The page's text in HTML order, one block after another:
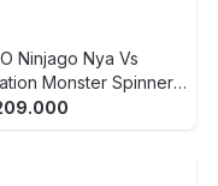
Ninjago Nya Vs
Monster Spinner
pcs 71849 - Mix